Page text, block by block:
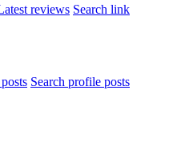
reviews Search link
Search profile posts